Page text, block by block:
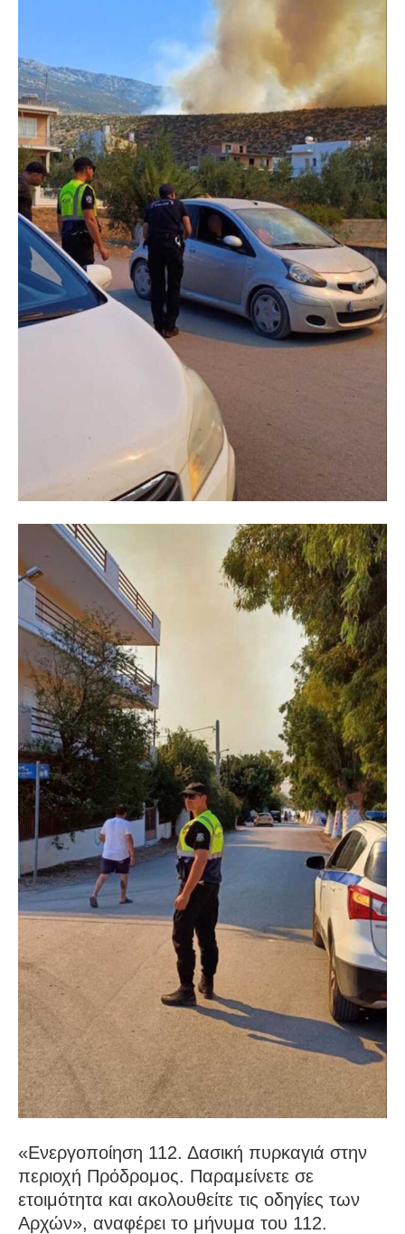
«Ενεργοποίηση 112. Δασική πυρκαγιά στην
περιοχή Πρόδρομος. Παραμείνετε σε
ετοιμότητα και ακολουθείτε τις οδηγίες των
Αρχών», αναφέρει το μήνυμα του 112.